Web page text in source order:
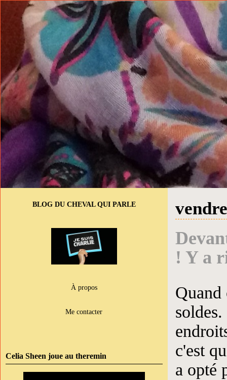
BLOG DU CHEVAL QUI PARLE
À propos
Me contacter
Celia Sheen joue au theremin
! Y a
Quand
c'est
a opté